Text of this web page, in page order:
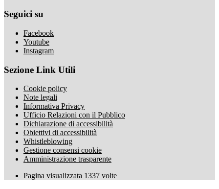
Seguici su
Facebook
Youtube
Instagram
Sezione Link Utili
Cookie policy
Note legali
Informativa Privacy
Ufficio Relazioni con il Pubblico
Dichiarazione di accessibilità
Obiettivi di accessibilità
Whistleblowing
Gestione consensi cookie
Amministrazione trasparente
Pagina visualizzata 1337 volte